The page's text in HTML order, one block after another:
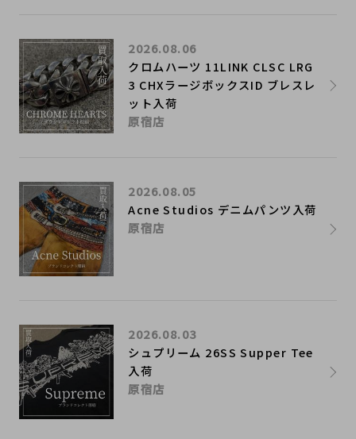
クロムハーツ 11LINK CLSC LRG
3 CHXラージボックスID ブレスレ
ット入荷
2026.08.06
原宿店
Acne Studios デニムパンツ入荷
2026.08.05
原宿店
シュプリーム 26SS Supper Tee
入荷
2026.08.03
原宿店